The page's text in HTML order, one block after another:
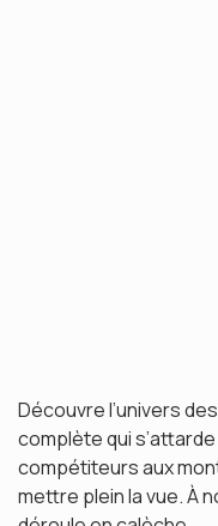
Découvre l’univers
complète qui
compétiteurs aux
mettre plein la vue. À